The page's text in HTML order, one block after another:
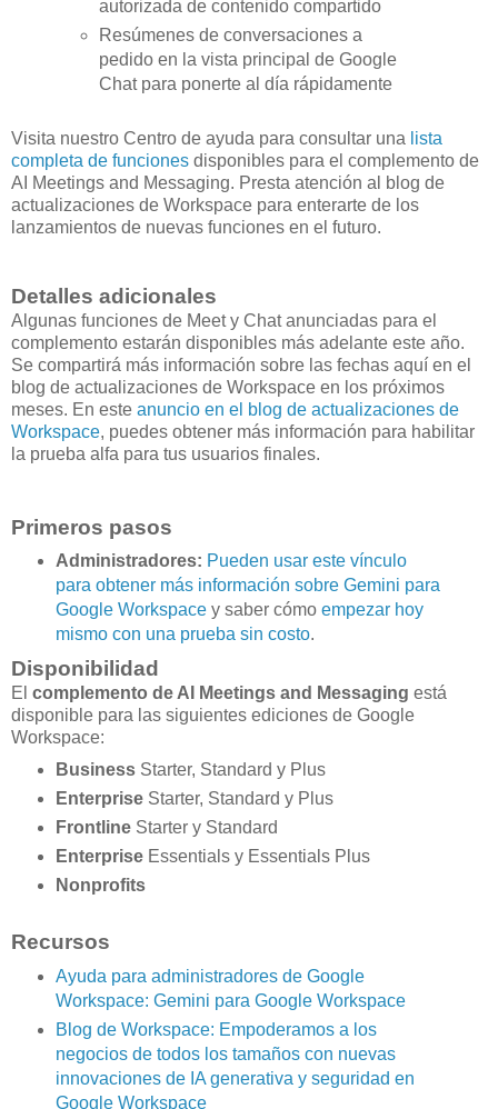
autorizada de contenido compartido
Resúmenes de conversaciones a
pedido en la vista principal de Google
Chat para ponerte al día rápidamente
Visita nuestro Centro de ayuda para consultar una lista
completa de funciones disponibles para el complemento de
AI Meetings and Messaging. Presta atención al blog de
actualizaciones de Workspace para enterarte de los
lanzamientos de nuevas funciones en el futuro.
Detalles adicionales
Algunas funciones de Meet y Chat anunciadas para el
complemento estarán disponibles más adelante este año.
Se compartirá más información sobre las fechas aquí en el
blog de actualizaciones de Workspace en los próximos
meses. En este anuncio en el blog de actualizaciones de
Workspace, puedes obtener más información para habilitar
la prueba alfa para tus usuarios finales.
Primeros pasos
Administradores: Pueden usar este vínculo
para obtener más información sobre Gemini para
Google Workspacey saber cómo empezar hoy
mismo con una prueba sin costo.
Disponibilidad
El complemento de AI Meetings and Messaging está
disponible para las siguientes ediciones de Google
Workspace:
Business Starter, Standard y Plus
Enterprise Starter, Standard y Plus
FrontlineStarter y Standard
EnterpriseEssentials y Essentials Plus
Nonprofits
Recursos
Ayuda para administradores de Google
Workspace: Gemini para Google Workspace
Blog de Workspace: Empoderamos a los
negocios de todos los tamaños con nuevas
innovaciones de IA generativa y seguridad en
Google Workspace